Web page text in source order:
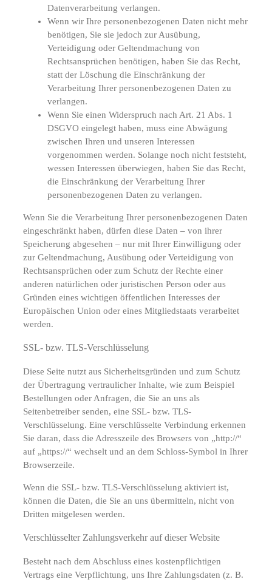
Datenverarbeitung verlangen.
Wenn wir Ihre personenbezogenen Daten nicht mehr
benötigen, Sie sie jedoch zur Ausübung,
Verteidigung oder Geltendmachung von
Rechtsansprüchen benötigen, haben Sie das Recht,
statt der Löschung die Einschränkung der
Verarbeitung Ihrer personenbezogenen Daten zu
verlangen.
Wenn Sie einen Widerspruch nach Art. 21 Abs. 1
DSGVO eingelegt haben, muss eine Abwägung
zwischen Ihren und unseren Interessen
vorgenommen werden. Solange noch nicht feststeht,
wessen Interessen überwiegen, haben Sie das Recht,
die Einschränkung der Verarbeitung Ihrer
personenbezogenen Daten zu verlangen.
Wenn Sie die Verarbeitung Ihrer personenbezogenen Daten
eingeschränkt haben, dürfen diese Daten – von ihrer
Speicherung abgesehen – nur mit Ihrer Einwilligung oder
zur Geltendmachung, Ausübung oder Verteidigung von
Rechtsansprüchen oder zum Schutz der Rechte einer
anderen natürlichen oder juristischen Person oder aus
Gründen eines wichtigen öffentlichen Interesses der
Europäischen Union oder eines Mitgliedstaats verarbeitet
werden.
SSL- bzw. TLS-Verschlüsselung
Diese Seite nutzt aus Sicherheitsgründen und zum Schutz
der Übertragung vertraulicher Inhalte, wie zum Beispiel
Bestellungen oder Anfragen, die Sie an uns als
Seitenbetreiber senden, eine SSL- bzw. TLS-
Verschlüsselung. Eine verschlüsselte Verbindung erkennen
Sie daran, dass die Adresszeile des Browsers von „http://“
auf „https://“ wechselt und an dem Schloss-Symbol in Ihrer
Browserzeile.
Wenn die SSL- bzw. TLS-Verschlüsselung aktiviert ist,
können die Daten, die Sie an uns übermitteln, nicht von
Dritten mitgelesen werden.
Verschlüsselter Zahlungsverkehr auf dieser Website
Besteht nach dem Abschluss eines kostenpflichtigen
Vertrags eine Verpflichtung, uns Ihre Zahlungsdaten (z. B.